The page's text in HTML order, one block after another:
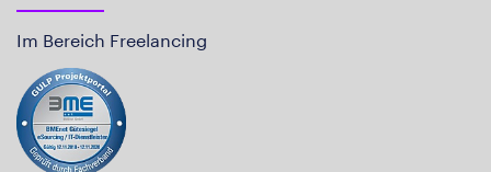
Im Bereich Freelancing